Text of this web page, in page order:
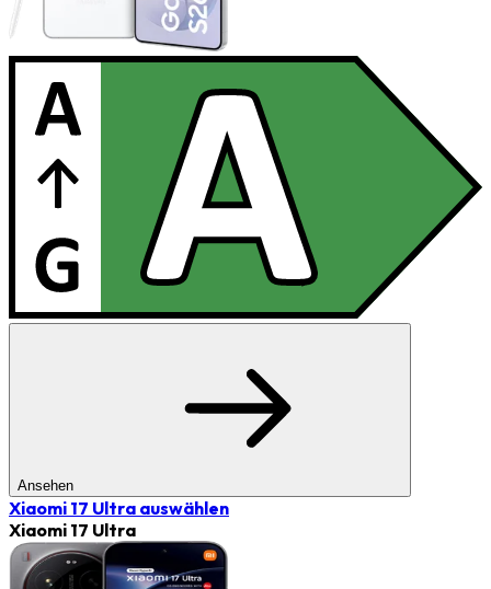
Ansehen
Xiaomi 17 Ultra auswählen
Xiaomi 17 Ultra